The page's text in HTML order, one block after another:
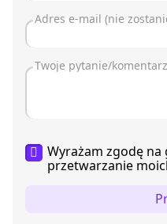
Wyrażam zgodę
przetwarzanie